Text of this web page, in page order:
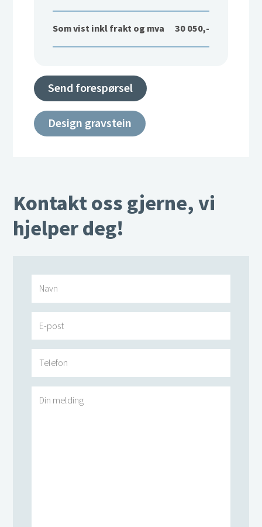
Som vist inkl frakt og mva 30 050,-
Send forespørsel
Design gravstein
Kontakt oss gjerne, vi
hjelper deg!